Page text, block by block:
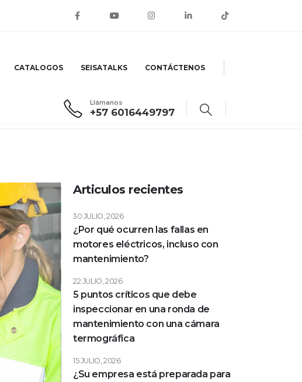
CATALOGOS SEISATALKS CONTÁCTENOS
Llámanos
+57 6016449797
Articulos recientes
¿Por qué ocurren las fallas en
motores eléctricos, incluso con
mantenimiento?
30 JULIO, 2026
5 puntos críticos que debe
inspeccionar en una ronda de
mantenimiento con una cámara
termográfica
22 JULIO, 2026
¿Su empresa está preparada para
15 JULIO, 2026